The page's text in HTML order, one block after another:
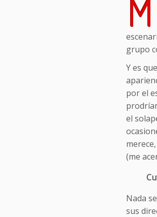
M
grupo
Y es
por el
el
(me
Nada
sus